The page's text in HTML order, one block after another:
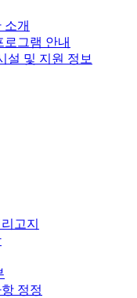
소개
로그램 안내
설 및 지원 정보
고지
정정